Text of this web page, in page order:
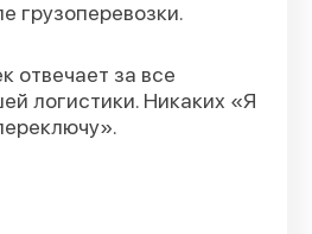
грузоперевозки.
отвечает за все
логистики. Никаких «Я